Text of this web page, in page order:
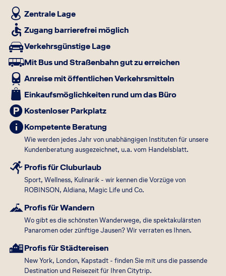
Wir haben Ihre Bedürfnisse und Wünsche stets im Blick
Bei uns genießen Sie nicht nur eine individuelle persönliche
Betreuung in den inhabergeführten Lufthansa City Center
Reisebüros, sondern Sie profitieren auch von den Vorteilen
einer internationalen Reisebürokette. Ob regional, national
oder global – mit unserer fachkundigen Beratung und
unseren exklusiven Empfehlungen stellen wir Ihnen
individuelle Angebote und einen umfangreichen Service zur
Verfügung.
Wir sind immer wieder aufs Neue motiviert, Ihre
individuellen Reisewünsche mit größter Sorgfalt und
Engagement auf höchstem Niveau in die Tat umzusetzen. In
unserem umfangreichen Angebotsspektrum bieten wir
Ihnen jedoch nicht nur hochwertige Flugreisen vieler
Airlines, sondern auch weitere ausgewählte Produkte
namhafter Reiseveranstalter.
Sie wollen auf den schönsten Plätzen der Welt golfen, auf
einer Kreuzfahrt den Zauber mediterraner Inselparadiese
erleben, einen unvergesslichen Urlaub mit der gesamten
Familie verbringen oder Wellness für die Seele in einem
Zentrale Lage
Zugang barrierefrei möglich
Verkehrsgünstige Lage
Mit Bus und Straßenbahn gut zu erreichen
Anreise mit öffentlichen Verkehrsmitteln
Einkaufsmöglichkeiten rund um das Büro
Kostenloser Parkplatz
Kompetente Beratung
Wie werden jedes Jahr von unabhängigen Instituten für unsere
Kundenberatung ausgezeichnet, u.a. vom Handelsblatt.
Profis für Cluburlaub
Sport, Wellness, Kulinarik - wir kennen die Vorzüge von
ROBINSON, Aldiana, Magic Life und Co.
Profis für Wandern
Wo gibt es die schönsten Wanderwege, die spektakulärsten
Panaromen oder zünftige Jausen? Wir verraten es Ihnen.
Profis für Städtereisen
New York, London, Kapstadt - finden Sie mit uns die passende
Destination und Reisezeit für Ihren Citytrip.